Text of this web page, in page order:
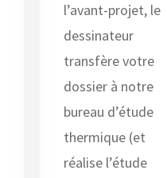
l’avant-projet, le
dessinateur
transfère votre
dossier à notre
bureau d’étude
thermique (et
réalise l’étude